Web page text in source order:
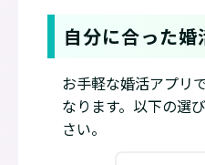
自分に合った
お手軽な婚活アプリ
なります。以下の選
さい。